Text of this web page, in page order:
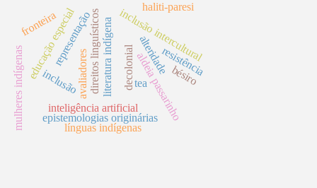
decolonial
literatura indígena
inteligência artificial
epistemologias originárias
avaliadores
educação especial inclusão intercultural
direitos linguísticos tea
inclusão aldeia passarinho
mulheres indígenas
representação alteridade
línguas indígenas
haliti-paresi
resistência
bésiro
fronteira